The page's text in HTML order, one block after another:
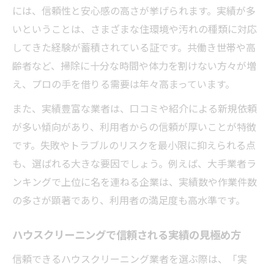
には、信頼性と安心感の高さが挙げられます。実績が多
いということは、さまざまな住環境や汚れの種類に対応
してきた経験が蓄積されている証です。共働き世帯や高
齢者など、掃除に十分な時間や体力を割けない方々が増
え、プロの手を借りる需要は年々高まっています。
また、実績豊富な業者は、口コミや紹介による新規依頼
が多い傾向があり、利用者からの信頼が厚いことが特徴
です。失敗やトラブルのリスクを最小限に抑えられる点
も、選ばれる大きな要因でしょう。例えば、大手業者ラ
ンキングで上位に名を連ねる企業は、実績数や作業件数
の多さが顕著であり、利用者の満足度も高水準です。
ハウスクリーニングで信頼される実績の見極め方
信頼できるハウスクリーニング業者を選ぶ際は、「実